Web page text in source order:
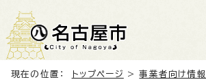
現在の位置： トップページ >事業者向け情報